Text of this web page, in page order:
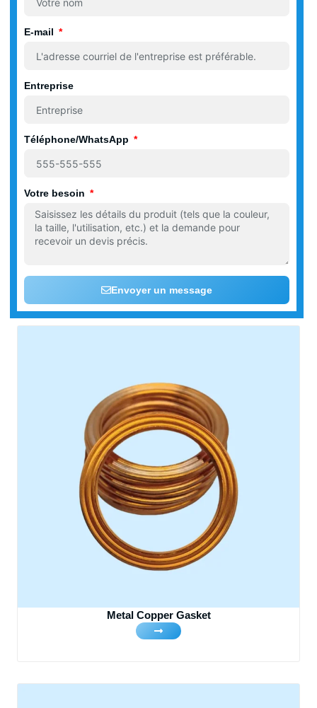
E-mail
Entreprise
Téléphone/WhatsApp
Votre besoin
Envoyer un message
Metal Copper Gasket